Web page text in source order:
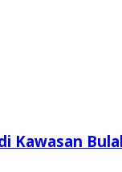
Kawasan